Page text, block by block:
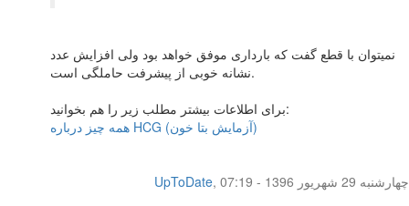
نمیتوان با قطع گفت که بارداری موفق خواهد بود ولی افزایش عدد
نشانه خوبی از پیشرفت حاملگی است.
برای اطلاعات بیشتر مطلب زیر را هم بخوانید:
همه چیز درباره HCG (آزمایش بتا خون)
UpToDate,
چهار‌شنبه 29 شهریور 1396 - 07:19